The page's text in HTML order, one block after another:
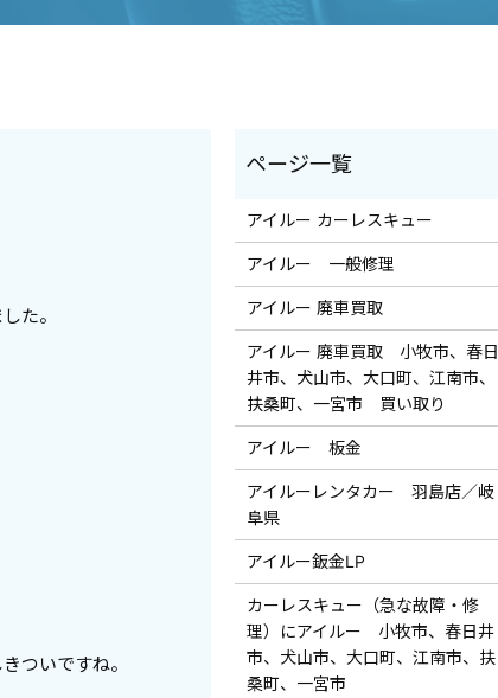
た。
ついですね。
アイルー カーレスキュー
アイルー 一般修理
アイルー 廃車買取
アイルー 廃車買取 小牧市、春日
井市、犬山市、大口町、江南市、
扶桑町、一宮市 買い取り
アイルー 板金
アイルーレンタカー 羽島店／岐
阜県
アイルー鈑金LP
カーレスキュー（急な故障・修
理）にアイルー 小牧市、春日井
市、犬山市、大口町、江南市、扶
桑町、一宮市